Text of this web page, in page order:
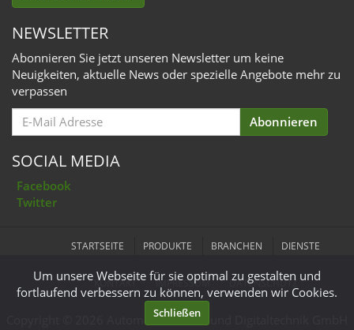
NEWSLETTER
Abonnieren Sie jetzt unseren Newsletter um keine
Neuigkeiten, aktuelle News oder spezielle Angebote mehr zu
verpassen
Email
for
Abonnieren
SOCIAL MEDIA
Facebook
Twitter
STARTSEITE PRODUKTE BRANCHEN DIENSTE
KONTAKT IMPRESSUM DATENSCHUTZ
Copyright © 2026 Automation Mess- und Digitaltechnik GmbH
Um unsere Webseite für sie optimal zu gestalten und
fortlaufend verbessern zu können, verwenden wir Cookies.
Schließen